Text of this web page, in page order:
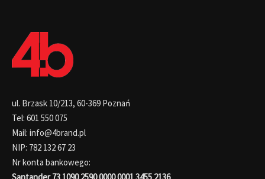
ul. Brzask 10/213, 60-369 Poznań
Tel: 601 550 075
Mail: info@4brand.pl
NIP: 782 132 67 23
Nr konta bankowego: